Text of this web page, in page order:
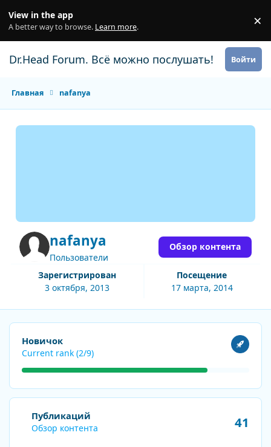
View in the app
A better way to browse. Learn more. ×
Dr.Head Forum. Всё можно послушать! Войти
Главная nafanya
nafanya
Пользователи
Зарегистрирован
3 октября, 2013
Посещение
17 марта, 2014
Обзор контента
Посмотреть все
Новичок
Current rank (2/9)
Обзор контента
Публикаций
Обзор контента 41